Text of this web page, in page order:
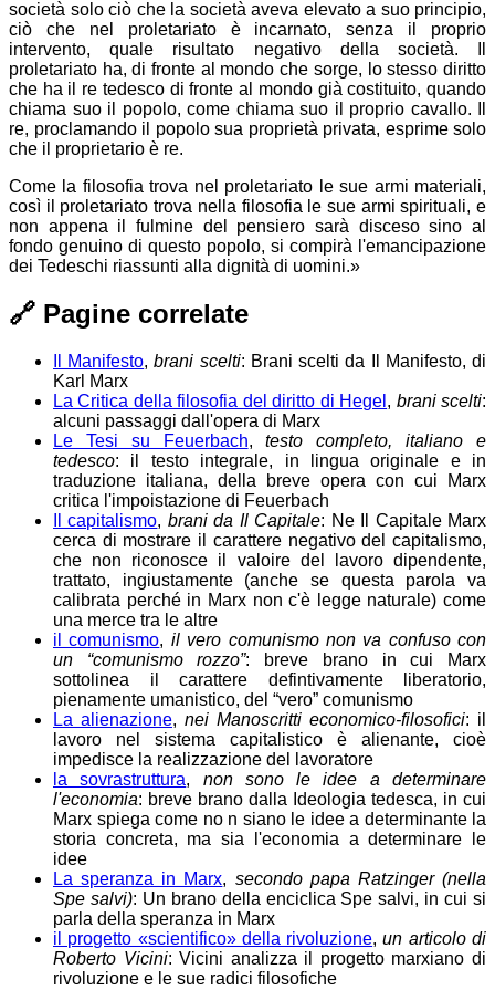
società solo ciò che la società aveva elevato a suo principio,
ciò che nel proletariato è incarnato, senza il proprio
intervento, quale risultato negativo della società. Il
proletariato ha, di fronte al mondo che sorge, lo stesso diritto
che ha il re tedesco di fronte al mondo già costituito, quando
chiama suo il popolo, come chiama suo il proprio cavallo. Il
re, proclamando il popolo sua proprietà privata, esprime solo
che il proprietario è re.
Come la filosofia trova nel proletariato le sue armi materiali,
così il proletariato trova nella filosofia le sue armi spirituali, e
non appena il fulmine del pensiero sarà disceso sino al
fondo genuino di questo popolo, si compirà l'emancipazione
dei Tedeschi riassunti alla dignità di uomini.»
🔗 Pagine correlate
Il Manifesto,brani scelti: Brani scelti da Il Manifesto, di
Karl Marx
La Critica della filosofia del diritto di Hegel , brani scelti:
alcuni passaggi dall'opera di Marx
Le Tesi su Feuerbach,testo completo, italiano e
tedesco: il testo integrale, in lingua originale e in
traduzione italiana, della breve opera con cui Marx
critica l'impoistazione di Feuerbach
Il capitalismo, brani da Il Capitale: Ne Il Capitale Marx
cerca di mostrare il carattere negativo del capitalismo,
che non riconosce il valoire del lavoro dipendente,
trattato, ingiustamente (anche se questa parola va
calibrata perché in Marx non c'è legge naturale) come
una merce tra le altre
il comunismo, il vero comunismo non va confuso con
un “comunismo rozzo”: breve brano in cui Marx
sottolinea il carattere defintivamente liberatorio,
pienamente umanistico, del “vero” comunismo
La alienazione, nei Manoscritti economico-filosofici: il
lavoro nel sistema capitalistico è alienante, cioè
impedisce la realizzazione del lavoratore
la sovrastruttura, non sono le idee a determinare
l'economia: breve brano dalla Ideologia tedesca, in cui
Marx spiega come no n siano le idee a determinante la
storia concreta, ma sia l'economia a determinare le
idee
La speranza in Marx, secondo papa Ratzinger (nella
Spe salvi): Un brano della enciclica Spe salvi, in cui si
parla della speranza in Marx
il progetto «scientifico» della rivoluzione,un articolo di
Roberto Vicini: Vicini analizza il progetto marxiano di
rivoluzione e le sue radici filosofiche